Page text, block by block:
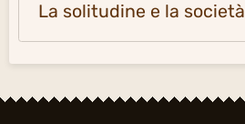
La solitudine e la società